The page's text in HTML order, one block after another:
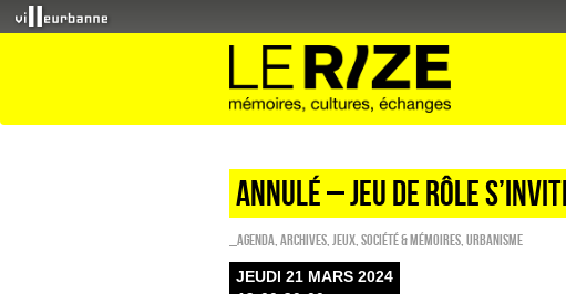
ANNULÉ – JEU DE RÔLE
_Agenda Archives Jeux Société & Mémoires Urbanisme
JEUDI 21 MARS 2024